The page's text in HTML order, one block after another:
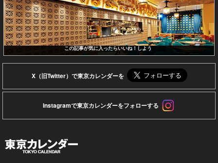
この記事が気に入ったらいいね！しよう
X（旧Twitter）で東京カレンダーを
Instagramで東京カレンダーをフォローする